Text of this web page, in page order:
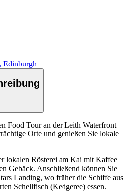
Edinburgh
Food Tour an der Leith Waterfront
Orte und genießen Sie lokale
lokalen Rösterei am Kai mit Kaffee
Gebäck. Anschließend können Sie
Landing, wo früher die Schiffe aus
Schellfisch (Kedgeree) essen.